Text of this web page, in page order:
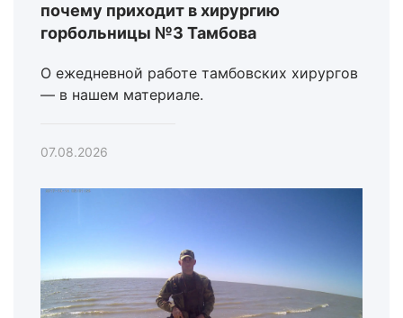
почему приходит в хирургию
горбольницы №3 Тамбова
О ежедневной работе тамбовских хирургов
— в нашем материале.
07.08.2026